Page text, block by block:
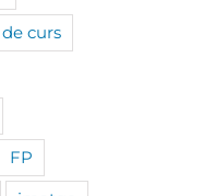
curs
FP